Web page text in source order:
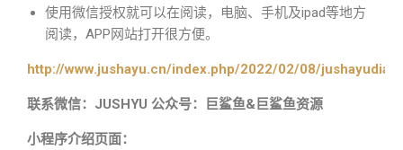
使用微信授权就可以在阅读，电脑、手机及ipad等地方
阅读，APP网站打开很方便。
http://www.jushayu.cn/index.php/2022/02/08/
联系微信：JUSHYU 公众号：巨鲨鱼&巨鲨鱼资源
小程序介绍页面：